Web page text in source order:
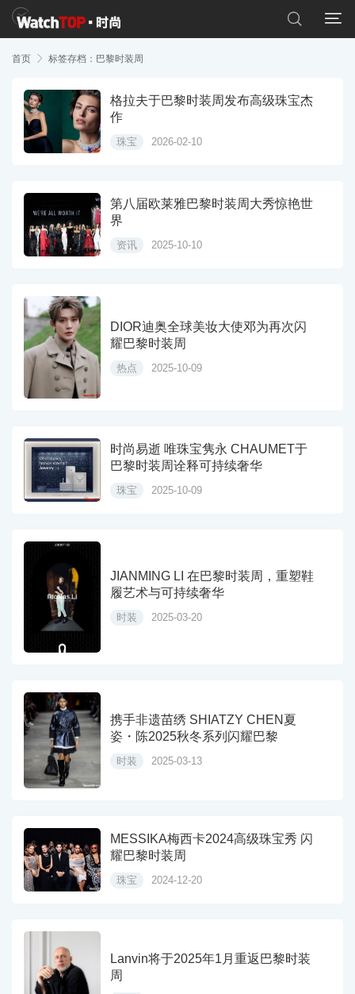


首页  标签存档：巴黎时装周
格拉夫于巴黎时装周发布高级珠宝杰
作
珠宝 2026-02-10
第八届欧莱雅巴黎时装周大秀惊艳世
界
资讯 2025-10-10
DIOR迪奥全球美妆大使邓为再次闪
耀巴黎时装周
热点 2025-10-09
时尚易逝 唯珠宝隽永 CHAUMET于
巴黎时装周诠释可持续奢华
珠宝 2025-10-09
JIANMING LI 在巴黎时装周，重塑鞋
履艺术与可持续奢华
时装 2025-03-20
携手非遗苗绣 SHIATZY CHEN夏
姿・陈2025秋冬系列闪耀巴黎
时装 2025-03-13
MESSIKA梅西卡2024高级珠宝秀 闪
耀巴黎时装周
珠宝 2024-12-20
Lanvin将于2025年1月重返巴黎时装
周